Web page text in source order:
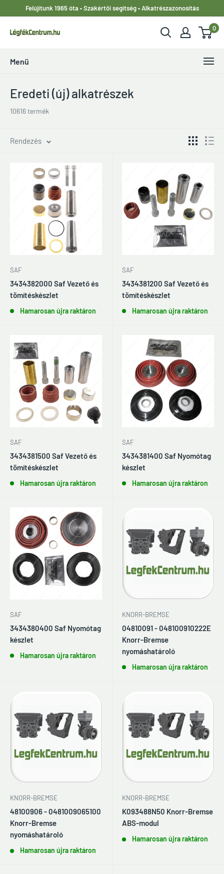
tartalomhoz
Felújítunk 1965 óta • Szakértői segítség • Alkatrészazonosítás
LegfekCentrum.hu
0
Menü
Eredeti (új) alkatrészek
10616 termék
Rendezés
SAF
3434382000 Saf Vezető és
tömítéskészlet
Hamarosan újra raktáron
SAF
3434381200 Saf Vezető és
tömítéskészlet
Hamarosan újra raktáron
SAF
3434381500 Saf Vezető és
tömítéskészlet
Hamarosan újra raktáron
SAF
3434381400 Saf Nyomótag
készlet
Hamarosan újra raktáron
SAF
3434380400 Saf Nyomótag
készlet
Hamarosan újra raktáron
KNORR-BREMSE
04810091 - 048100910222E
Knorr-Bremse
nyomáshatároló
Hamarosan újra raktáron
KNORR-BREMSE
48100906 - 0481009065100
Knorr-Bremse
nyomáshatároló
Hamarosan újra raktáron
KNORR-BREMSE
K093488N50 Knorr-Bremse
ABS-modul
Hamarosan újra raktáron